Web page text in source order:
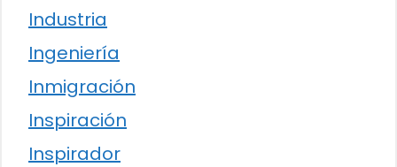
Industria
Ingeniería
Inmigración
Inspiración
Inspirador